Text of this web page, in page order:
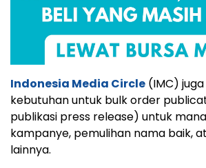
Indonesia Media Circle (IMC)
kebutuhan untuk bulk order
publikasi press release) untuk
kampanye, pemulihan nama baik,
lainnya.